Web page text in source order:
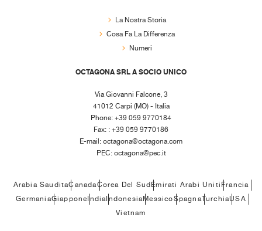
La Nostra Storia
Cosa Fa La Differenza
Numeri
OCTAGONA SRL A SOCIO UNICO
Via Giovanni Falcone, 3
41012 Carpi (MO) - Italia
Phone: +39 059 9770184
Fax: : +39 059 9770186
E-mail:octagona@octagona.com
PEC:octagona@pec.it
Arabia SauditaCanadaCorea Del SudEmirati Arabi UnitiFrancia
GermaniaGiapponeIndiaIndonesiaMessicoSpagnaTurchiaUSA
Vietnam